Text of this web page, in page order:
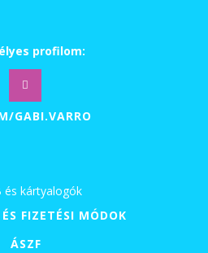
profilom:
GABI.VARRO
FIZETÉSI MÓDOK
ÁSZF